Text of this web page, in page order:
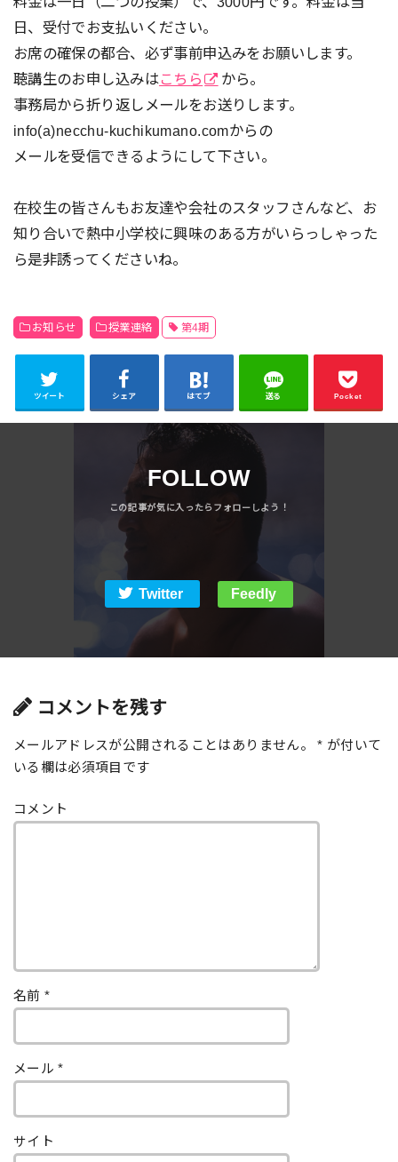
日、受付でお支払いください。
お席の確保の都合、必ず事前申込みをお願いします。
聴講生のお申し込みはこちら
から。
事務局から折り返しメールをお送りします。
info(a)necchu-kuchikumano.comからの
メールを受信できるようにして下さい。
在校生の皆さんもお友達や会社のスタッフさんなど、お
知り合いで熱中小学校に興味のある方がいらっしゃった
ら是非誘ってくださいね。
お知らせ 授業連絡 第4期
ツイート シェア はてブ 送る Pocket
FOLLOW
Twitter Feedly
コメントを残す
メールアドレスが公開されることはありません。 * が付いて
いる欄は必須項目です
コメント
名前 *
メール*
サイト